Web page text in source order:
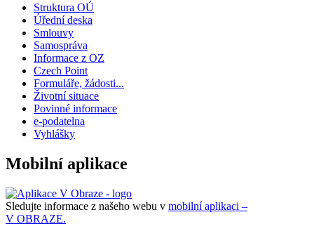
Struktura OÚ
Úřední deska
Smlouvy
Samospráva
Informace z OZ
Czech Point
Formuláře, žádosti...
Životní situace
Povinné informace
e-podatelna
Vyhlášky
Mobilní aplikace
Sledujte informace z našeho webu v mobilní aplikaci –
V OBRAZE.